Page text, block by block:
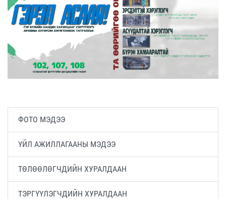
ФОТО МЭДЭЭ
ҮЙЛ АЖИЛЛАГААНЫ МЭДЭЭ
ТӨЛӨӨЛӨГЧДИЙН ХУРАЛДААН
ТЭРГҮҮЛЭГЧДИЙН ХУРАЛДААН